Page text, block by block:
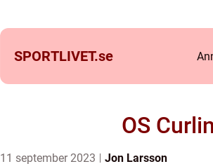
SPORTLIVET.se
OS
11 september 2023 Jon Larsson